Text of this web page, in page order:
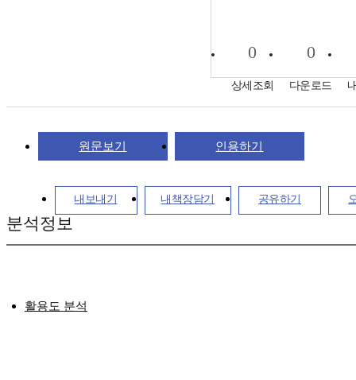
0
상세조회
0
다운로드
원문보기 인용하기
내보내기 내책장담기 공유하기
분석정보
활용도 분석